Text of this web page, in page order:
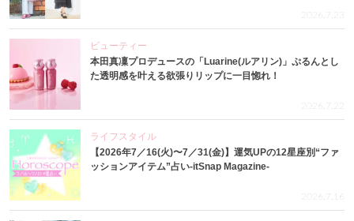
2026.7.23
ビューティー
本田真凜プロデュースの「Luarine(ルアリン)」ぷるんとし
た透明感を叶える欲張りリップに一目惚れ！
2026.7.22
ライフスタイル
【2026年7／16(火)〜7／31(金)】運気UPの12星座別“ファ
ッションアイテム”占い-itSnap Magazine-
2026.7.16